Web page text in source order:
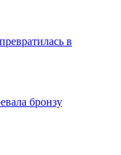
в
бронзу